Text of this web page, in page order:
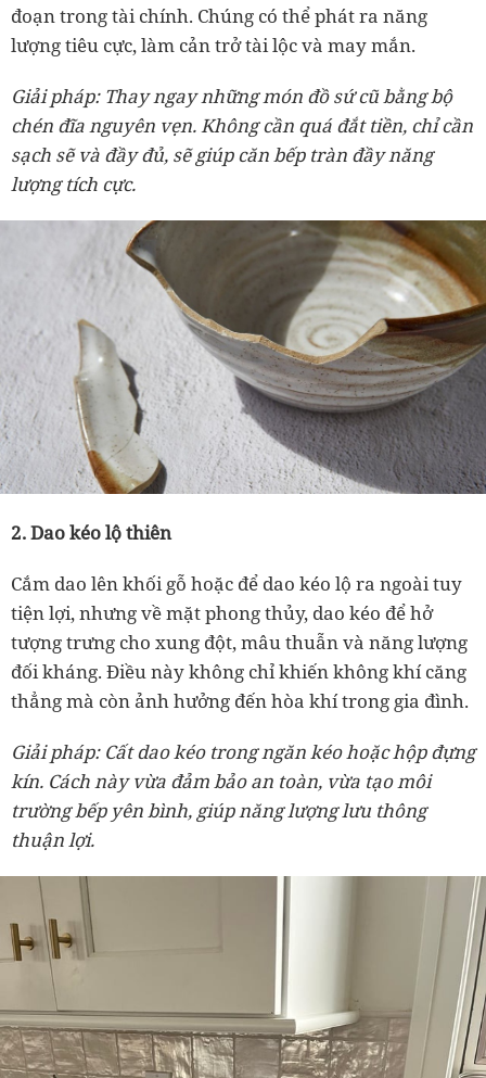
đoạn trong tài chính. Chúng có thể phát ra năng
lượng tiêu cực, làm cản trở tài lộc và may mắn.
Giải pháp: Thay ngay những món đồ sứ cũ bằng bộ
chén đĩa nguyên vẹn. Không cần quá đắt tiền, chỉ cần
sạch sẽ và đầy đủ, sẽ giúp căn bếp tràn đầy năng
lượng tích cực.
2. Dao kéo lộ thiên
Cắm dao lên khối gỗ hoặc để dao kéo lộ ra ngoài tuy
tiện lợi, nhưng về mặt phong thủy, dao kéo để hở
tượng trưng cho xung đột, mâu thuẫn và năng lượng
đối kháng. Điều này không chỉ khiến không khí căng
thẳng mà còn ảnh hưởng đến hòa khí trong gia đình.
Giải pháp: Cất dao kéo trong ngăn kéo hoặc hộp đựng
kín. Cách này vừa đảm bảo an toàn, vừa tạo môi
trường bếp yên bình, giúp năng lượng lưu thông
thuận lợi.